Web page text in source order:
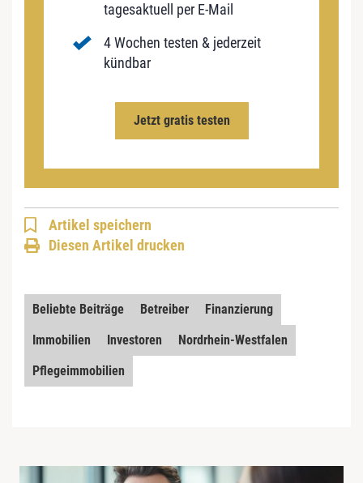
tagesaktuell per E-Mail
4 Wochen testen & jederzeit
kündbar
Jetzt gratis testen
Artikel speichern
Diesen Artikel drucken
Beliebte Beiträge Betreiber
Finanzierung
Immobilien
Investoren
Nordrhein-Westfalen
Pflegeimmobilien